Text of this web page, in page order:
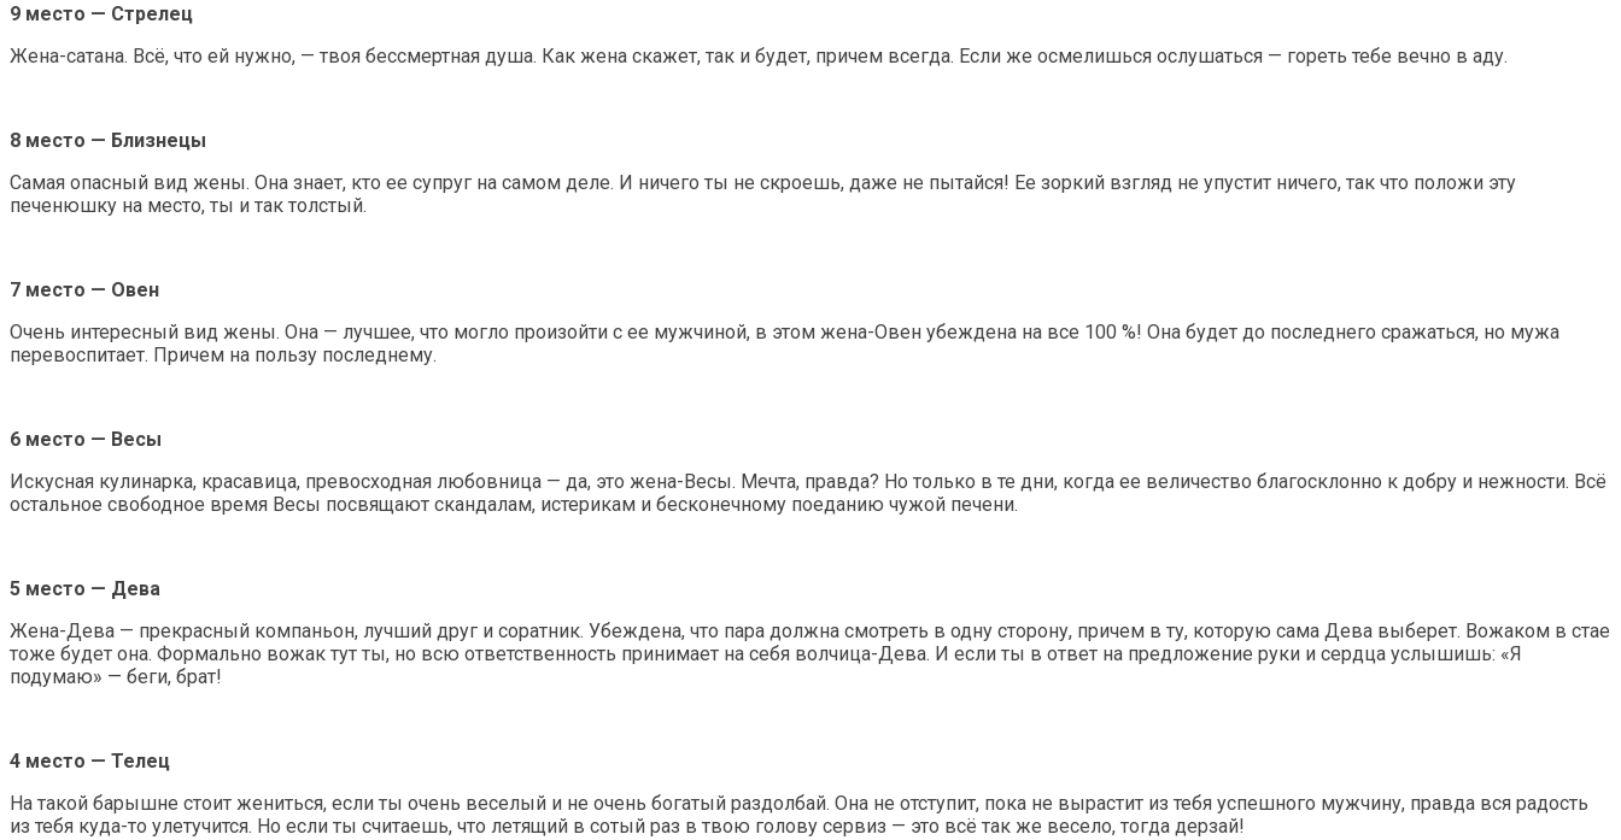
9 место — Стрелец
Жена-сатана. Всё, что ей нужно, — твоя бессмертная душа. Как жена скажет, так и будет, причем всегда. Если же осмелишься ослушаться — гореть тебе вечно в аду.
8 место — Близнецы
Самая опасный вид жены. Она знает, кто ее супруг на самом деле. И ничего ты не скроешь, даже не пытайся! Ее зоркий взгляд не упустит ничего, так что положи эту
печенюшку на место, ты и так толстый.
7 место — Овен
Очень интересный вид жены. Она — лучшее, что могло произойти с ее мужчиной, в этом жена-Овен убеждена на все 100 %! Она будет до последнего сражаться, но мужа
перевоспитает. Причем на пользу последнему.
6 место — Весы
Искусная кулинарка, красавица, превосходная любовница — да, это жена-Весы. Мечта, правда? Но только в те дни, когда ее величество благосклонно к добру и нежности. Всё
остальное свободное время Весы посвящают скандалам, истерикам и бесконечному поеданию чужой печени.
5 место — Дева
Жена-Дева — прекрасный компаньон, лучший друг и соратник. Убеждена, что пара должна смотреть в одну сторону, причем в ту, которую сама Дева выберет. Вожаком в стае
тоже будет она. Формально вожак тут ты, но всю ответственность принимает на себя волчица-Дева. И если ты в ответ на предложение руки и сердца услышишь: «Я
подумаю» — беги, брат!
4 место — Телец
На такой барышне стоит жениться, если ты очень веселый и не очень богатый раздолбай. Она не отступит, пока не вырастит из тебя успешного мужчину, правда вся радость
из тебя куда-то улетучится. Но если ты считаешь, что летящий в сотый раз в твою голову сервиз — это всё так же весело, тогда дерзай!